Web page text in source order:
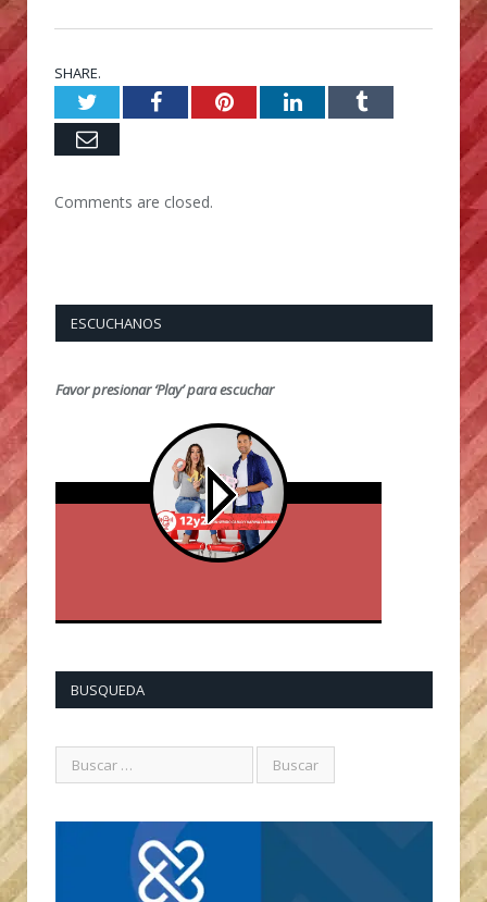
SHARE.
TwitterFacebookPinterestLinkedInTumblr
Email
Comments are closed.
ESCUCHANOS
Favor presionar ‘Play’ para escuchar
BUSQUEDA